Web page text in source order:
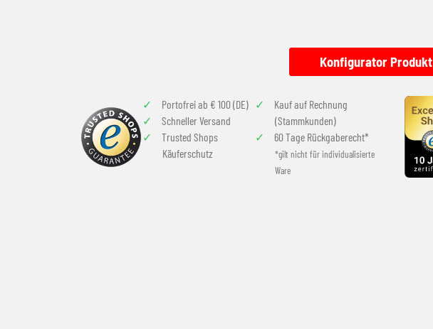
Konfigurator Produkt
Portofrei ab € 100 (DE)
Schneller Versand
Trusted Shops
Käuferschutz
Kauf auf Rechnung
(Stammkunden)
60 Tage Rückgaberecht*
*gilt nicht für individualisierte
Ware